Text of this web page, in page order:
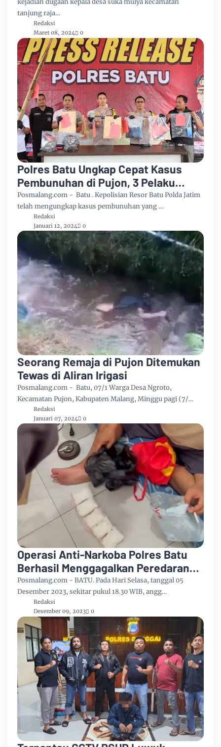
kejadian dugaan kepala desa suka mulya kecamatan
tanjung raja…
Redaksi
Maret 08, 2024
0
Polres Batu Ungkap Cepat Kasus
Pembunuhan di Pujon, 3 Pelaku
Ditangkap
Posmalang.com - Batu . Kepolisian Resor Batu Polda Jatim
telah mengungkap kasus pembunuhan yang …
Redaksi
Januari 12, 2024
0
Seorang Remaja di Pujon Ditemukan
Tewas di Aliran Irigasi
Posmalang.com - Batu, 07/1 Warga Desa Ngroto,
Kecamatan Pujon, Kabupaten Malang, Minggu pagi (7/…
Redaksi
Januari 07, 2024
0
Operasi Anti-Narkoba Polres Batu
Berhasil Menggagalkan Peredaran
Sabu Seberat 520,14 Gram
Posmalang.com - BATU. Pada Hari Selasa, tanggal 05
Desember 2023, sekitar pukul 18.30 WIB, angg…
Redaksi
Desember 09, 2023
0